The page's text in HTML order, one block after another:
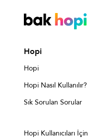
Hopi
Hopi
Hopi Nasıl Kullanılır?
Sık Sorulan Sorular
Hopi Kullanıcıları İçin